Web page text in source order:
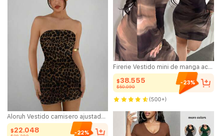
Aloruh Vestido camisero ajustado con estampado de leopardo, estilo casual, elegante y vintage, cómodo para primavera y otoño
$22.048 -22%
Firerie Vestido mini de manga acampanada transparente y sexy con estampado degradado de teñido anudado para mujer de talla grande, vestido de vacaciones, sexy/vacaciones/playa/romántico/festival de música/casual
$38.555
$50.090
-23%
(500+)